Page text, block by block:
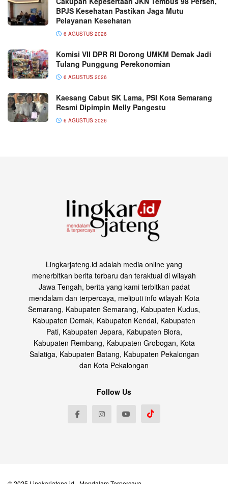
BPJS Kesehatan Pastikan Jaga Mutu
Pelayanan Kesehatan
6 AGUSTUS 2026
Komisi VII DPR RI Dorong UMKM Demak Jadi
Tulang Punggung Perekonomian
6 AGUSTUS 2026
Kaesang Cabut SK Lama, PSI Kota Semarang
Resmi Dipimpin Melly Pangestu
6 AGUSTUS 2026
Lingkarjateng.id adalah media online yang
menerbitkan berita terbaru dan teraktual di wilayah
Jawa Tengah, berita yang kami terbitkan padat
mendalam dan terpercaya, meliputi info wilayah Kota
Semarang, Kabupaten Semarang, Kabupaten Kudus,
Kabupaten Demak, Kabupaten Kendal, Kabupaten
Pati, Kabupaten Jepara, Kabupaten Blora,
Kabupaten Rembang, Kabupaten Grobogan, Kota
Salatiga, Kabupaten Batang, Kabupaten Pekalongan
dan Kota Pekalongan
Follow Us